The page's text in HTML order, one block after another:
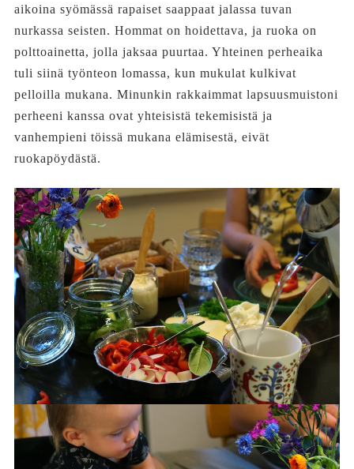
aikoina syömässä rapaiset saappaat jalassa tuvan
nurkassa seisten. Hommat on hoidettava, ja ruoka on
polttoainetta, jolla jaksaa puurtaa. Yhteinen perheaika
tuli siinä työnteon lomassa, kun mukulat kulkivat
pelloilla mukana. Minunkin rakkaimmat lapsuusmuistoni
perheeni kanssa ovat yhteisistä tekemisistä ja
vanhempieni töissä mukana elämisestä, eivät
ruokapöydästä.